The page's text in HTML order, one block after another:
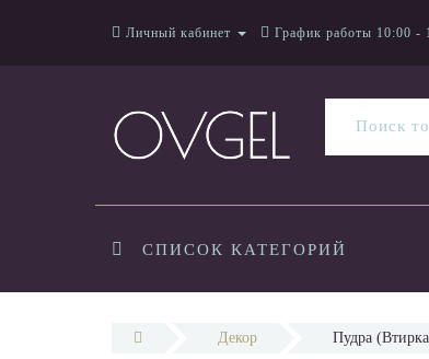
Личный кабинет График работы 10:00 -
СПИСОК КАТЕГОРИЙ
Декор Пудра